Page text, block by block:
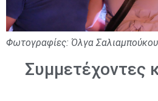
Φωτογραφίες: Όλγα
Συμμετέχοντες